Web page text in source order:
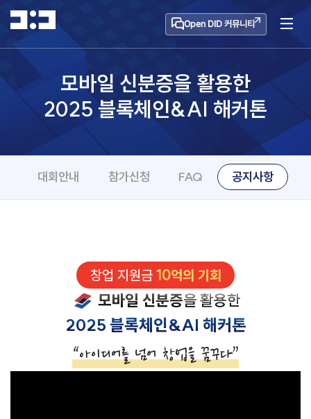
Open DID 커뮤니티
모바일 신분증을 활용한
2025 블록체인&AI 해커톤
대회안내 참가신청 FAQ 공지사항
창업 지원금 10억의 기회
모바일 신분증을 활용한
2025 블록체인&AI 해커톤
“아이디어를 넘어 창업을 꿈꾸다”